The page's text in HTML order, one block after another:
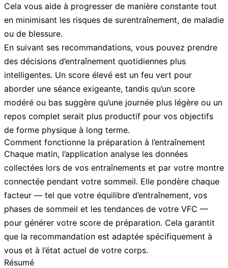
Cela vous aide à progresser de manière constante tout
en minimisant les risques de surentraînement, de maladie
ou de blessure.
En suivant ses recommandations, vous pouvez prendre
des décisions d’entraînement quotidiennes plus
intelligentes. Un score élevé est un feu vert pour
aborder une séance exigeante, tandis qu’un score
modéré ou bas suggère qu’une journée plus légère ou un
repos complet serait plus productif pour vos objectifs
de forme physique à long terme.
Comment fonctionne la préparation à l’entraînement
Chaque matin, l’application analyse les données
collectées lors de vos entraînements et par votre montre
connectée pendant votre sommeil. Elle pondère chaque
facteur — tel que votre équilibre d’entraînement, vos
phases de sommeil et les tendances de votre VFC —
pour générer votre score de préparation. Cela garantit
que la recommandation est adaptée spécifiquement à
vous et à l’état actuel de votre corps.
Résumé